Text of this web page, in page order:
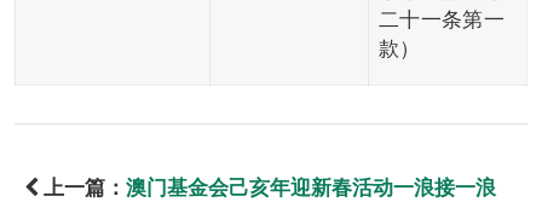
二十一条第一
款）
上一篇： 澳门基金会己亥年迎新春活动一浪接一浪